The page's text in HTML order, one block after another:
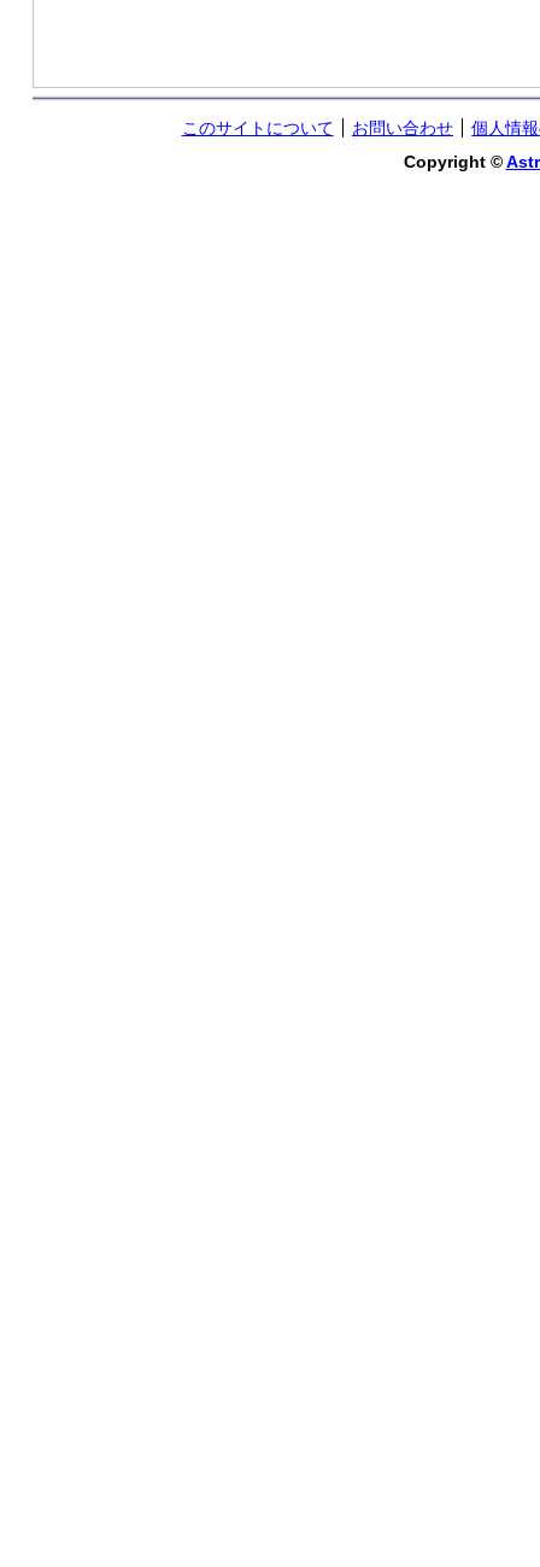
このサイトについて お問い合わせ
個人情
Copyright ©